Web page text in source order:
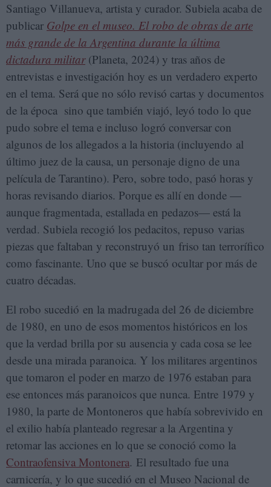
Santiago Villanueva, artista y curador. Subiela acaba de
publicar Golpe en el museo. El robo de obras de arte
más grande de la Argentina durante la última
dictadura militar (Planeta, 2024) y tras años de
entrevistas e investigación hoy es un verdadero experto
en el tema. Será que no sólo revisó cartas y documentos
de la época sino que también viajó, leyó todo lo que
pudo sobre el tema e incluso logró conversar con
algunos de los allegados a la historia (incluyendo al
último juez de la causa, un personaje digno de una
película de Tarantino). Pero, sobre todo, pasó horas y
horas revisando diarios. Porque es allí en donde —
aunque fragmentada, estallada en pedazos— está la
verdad. Subiela recogió los pedacitos, repuso varias
piezas que faltaban y reconstruyó un friso tan terrorífico
como fascinante. Uno que se buscó ocultar por más de
cuatro décadas.
El robo sucedió en la madrugada del 26 de diciembre
de 1980, en uno de esos momentos históricos en los
que la verdad brilla por su ausencia y cada cosa se lee
desde una mirada paranoica. Y los militares argentinos
que tomaron el poder en marzo de 1976 estaban para
ese entonces más paranoicos que nunca. Entre 1979 y
1980, la parte de Montoneros que había sobrevivido en
el exilio había planteado regresar a la Argentina y
retomar las acciones en lo que se conoció como la
Contraofensiva Montonera. El resultado fue una
carnicería, y lo que sucedió en el Museo Nacional de